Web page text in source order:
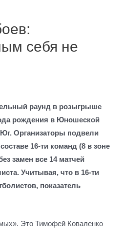
себя не
раунд в розыгрыше
рождения в Юношеской
Организаторы подвели
16-ти команд (8 в зоне
замен все 14 матчей
Учитывая, что в 16-ти
показатель
Это Тимофей Коваленко